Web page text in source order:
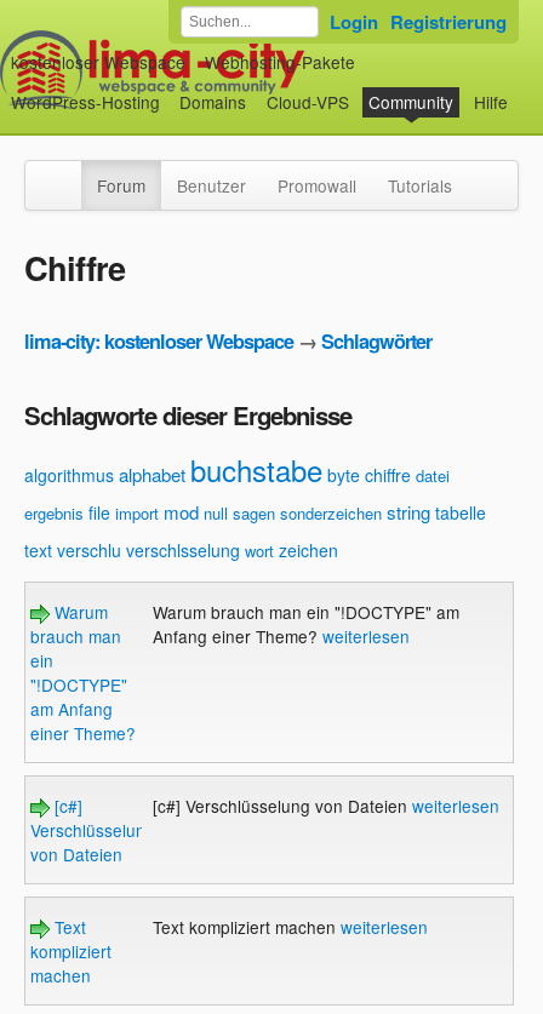
kostenloser Webspace
Webhosting-Pakete
WordPress-Hosting
Domains Cloud-VPS Community Hilfe
Login Registrierung
Forum Benutzer Promowall Tutorials
Chiffre
lima-city: kostenloser Webspace→Schlagwörter
Schlagworte dieser Ergebnisse
algorithmus alphabet buchstabe byte chiffre datei
ergebnis file import mod null sagen sonderzeichen string tabelle
text verschlu verschlsselung wort zeichen
Warum
brauch man
ein
"!DOCTYPE"
am Anfang
einer Theme?
Warum brauch man ein "!DOCTYPE" am
Anfang einer Theme? weiterlesen
[c#]
Verschlüsselung
von Dateien
[c#] Verschlüsselung von Dateien weiterlesen
Text
kompliziert
machen
Text kompliziert machen weiterlesen